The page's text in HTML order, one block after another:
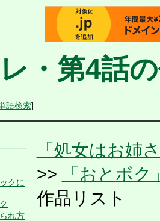
・第4話
語検索]
クに
れ方
「処女はお姉
>>
「おとボ
作品リスト